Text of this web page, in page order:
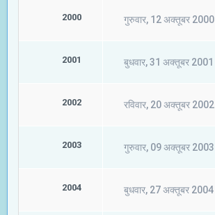
2000 गुरुवार, 12 अक्तूबर 2000
2001 बुधवार, 31 अक्तूबर 2001
2002 रविवार, 20 अक्तूबर 2002
2003 गुरुवार, 09 अक्तूबर 2003
2004 बुधवार, 27 अक्तूबर 2004